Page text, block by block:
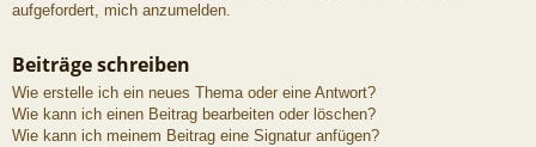
aufgefordert, mich anzumelden.
Beiträge schreiben
Wie erstelle ich ein neues Thema oder eine Antwort?
Wie kann ich einen Beitrag bearbeiten oder löschen?
Wie kann ich meinem Beitrag eine Signatur anfügen?